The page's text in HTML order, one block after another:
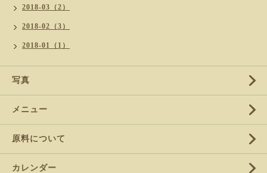
2018-03（2）
2018-02（3）
2018-01（1）
写真
メニュー
原料について
カレンダー